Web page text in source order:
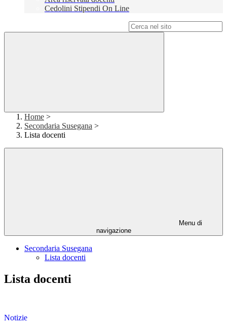
Cedolini Stipendi On Line
Home >
Secondaria Susegana >
Lista docenti
Menu di
navigazione
Secondaria Susegana
Lista docenti
Lista docenti
Notizie